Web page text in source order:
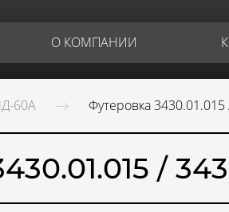
О КОМПАНИИ
60А Футеровка
/